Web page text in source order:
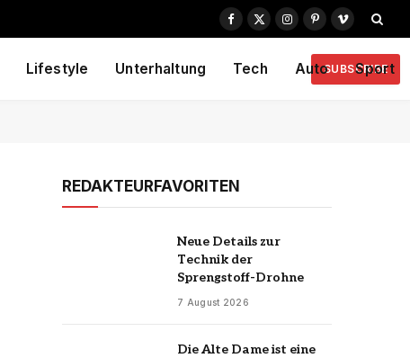
Facebook
X
Instagram
PinterestVimeo
Lifestyle Unterhaltung Tech Auto Sport
SUBSCRIBE
REDAKTEURFAVORITEN
Neue Details zur
Technik der
Sprengstoff-Drohne
7 August 2026
Die Alte Dame ist eine